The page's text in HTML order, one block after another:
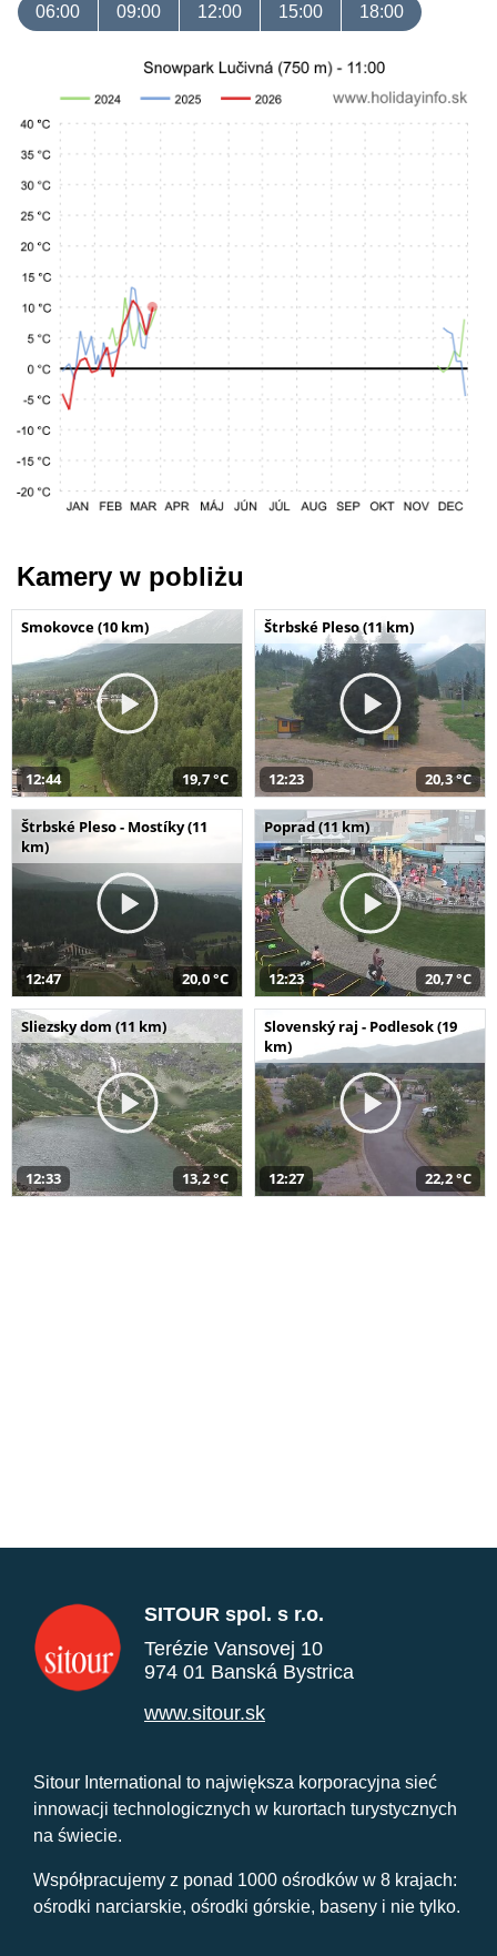
06:00 09:00 12:00 15:00 18:00
Kamery w pobliżu
Smokovce (10 km)
12:44 19,7 °C
Štrbské Pleso (11 km)
12:23 20,3 °C
Štrbské Pleso - Mostíky (11
km)
12:47 20,0 °C
Poprad (11 km)
12:23 20,7 °C
Sliezsky dom (11 km)
12:33 13,2 °C
Slovenský raj - Podlesok (19
km)
12:27 22,2 °C
SITOUR spol. s r.o.
Terézie Vansovej 10
974 01 Banská Bystrica
www.sitour.sk
Sitour International to największa korporacyjna sieć
innowacji technologicznych w kurortach turystycznych
na świecie.
Współpracujemy z ponad 1000 ośrodków w 8 krajach:
ośrodki narciarskie, ośrodki górskie, baseny i nie tylko.